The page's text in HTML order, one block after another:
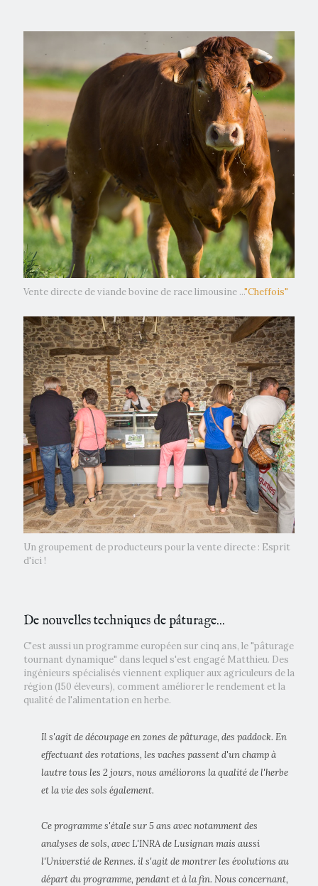
Vente directe de viande bovine de race limousine ..."Cheffois"
Un groupement de producteurs pour la vente directe : Esprit
d'ici !
De nouvelles techniques de pâturage...
C'est aussi un programme européen sur cinq ans, le "pâturage
tournant dynamique" dans lequel s'est engagé Matthieu. Des
ingénieurs spécialisés viennent expliquer aux agriculeurs de la
région (150 éleveurs), comment améliorer le rendement et la
qualité de l'alimentation en herbe.
Il s'agit de découpage en zones de pâturage, des paddock. En
effectuant des rotations, les vaches passent d'un champ à
lautre tous les 2 jours, nous améliorons la qualité de l'herbe
et la vie des sols également.
Ce programme s'étale sur 5 ans avec notamment des
analyses de sols, avec L'INRA de Lusignan mais aussi
l'Universtié de Rennes. il s'agit de montrer les évolutions au
départ du programme, pendant et à la fin. Nous concernant,